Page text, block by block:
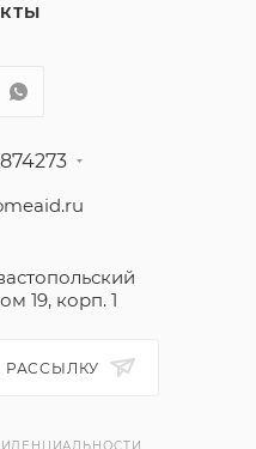
19, корп. 1